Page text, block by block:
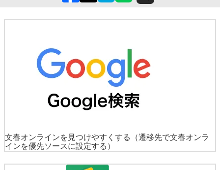
文春オンラインを見つけやすくする
（遷移先で文春オンラ
インを優先ソースに設定する）